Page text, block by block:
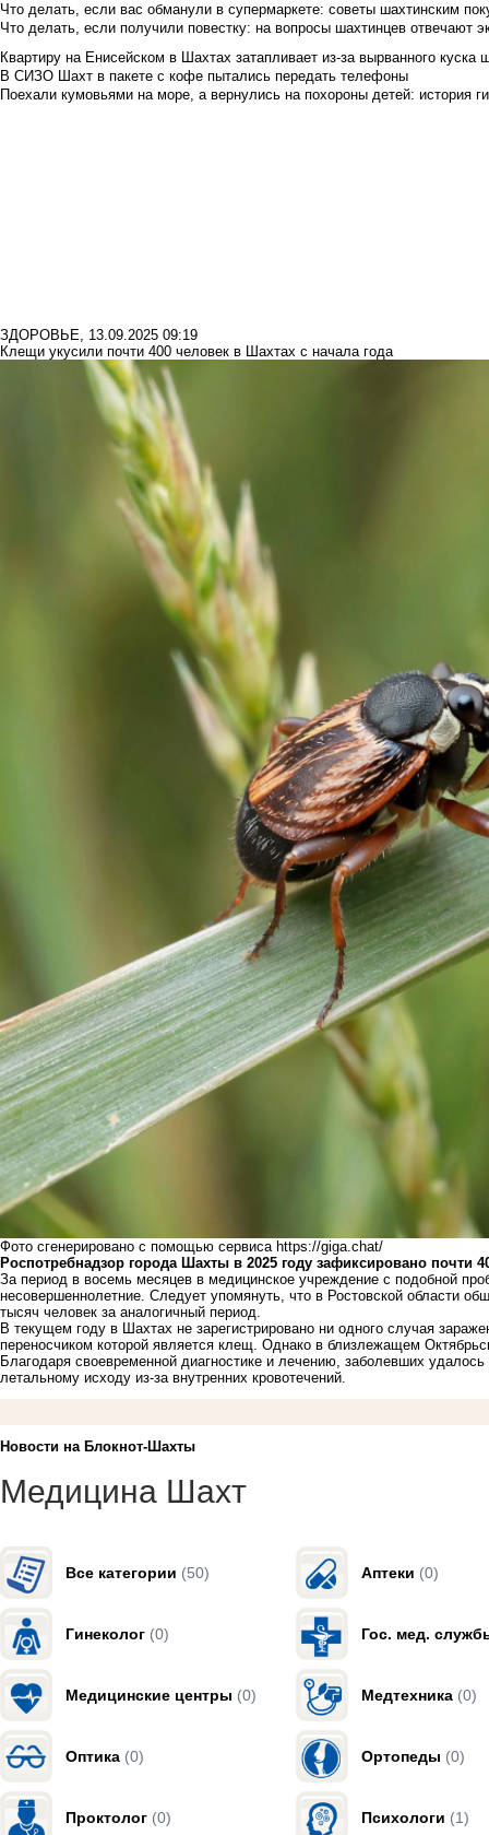
Что делать, если вас обманули в супермаркете: советы шахтинским
Что делать, если получили повестку: на вопросы шахтинцев отвечают
Квартиру на Енисейском в Шахтах затапливает из-за вырванного
В СИЗО Шахт в пакете с кофе пытались передать телефоны
Поехали кумовьями на море, а вернулись на похороны детей: история
ЗДОРОВЬЕ, 13.09.2025 09:19
Клещи укусили почти 400 человек в Шахтах с начала года
Фото сгенерировано с помощью сервиса https://giga.chat/
Роспотребнадзор города Шахты в 2025 году зафиксировано
За период в восемь месяцев в медицинское учреждение с подобной
несовершеннолетние. Следует упомянуть, что в Ростовской области
тысяч человек за аналогичный период.
В текущем году в Шахтах не зарегистрировано ни одного случая
переносчиком которой является клещ. Однако в близлежащем
Благодаря своевременной диагностике и лечению, заболевших
летальному исходу из-за внутренних кровотечений.
Новости на Блoкнoт-Шахты
Медицина Шахт
Все категории (50) Аптеки (0)
Гинеколог (0) Гос. мед.
Медицинские центры (0) Медтехника (0)
Оптика (0) Ортопеды (0)
Проктолог (0) Психологи (1)